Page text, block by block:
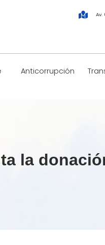
Av.
Anticorrupción
la